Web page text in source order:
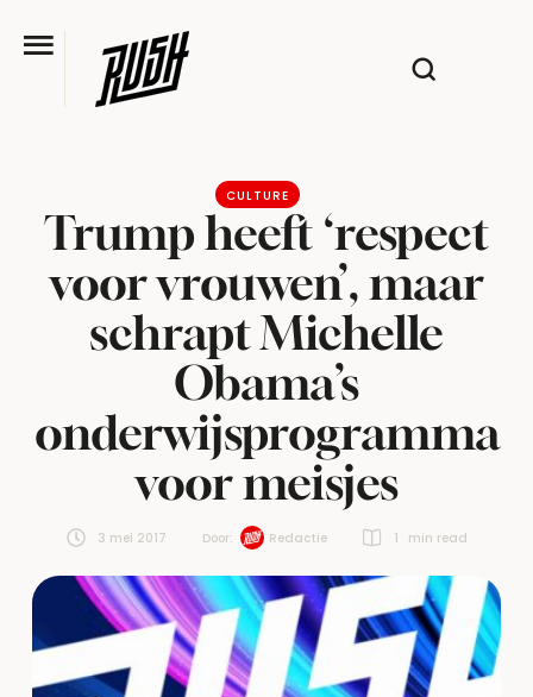
CULTURE
Trump heeft ‘respect
voor vrouwen’, maar
schrapt Michelle
Obama’s
onderwijsprogramma
voor meisjes
3 mei 2017 Door: Redactie 1 min read